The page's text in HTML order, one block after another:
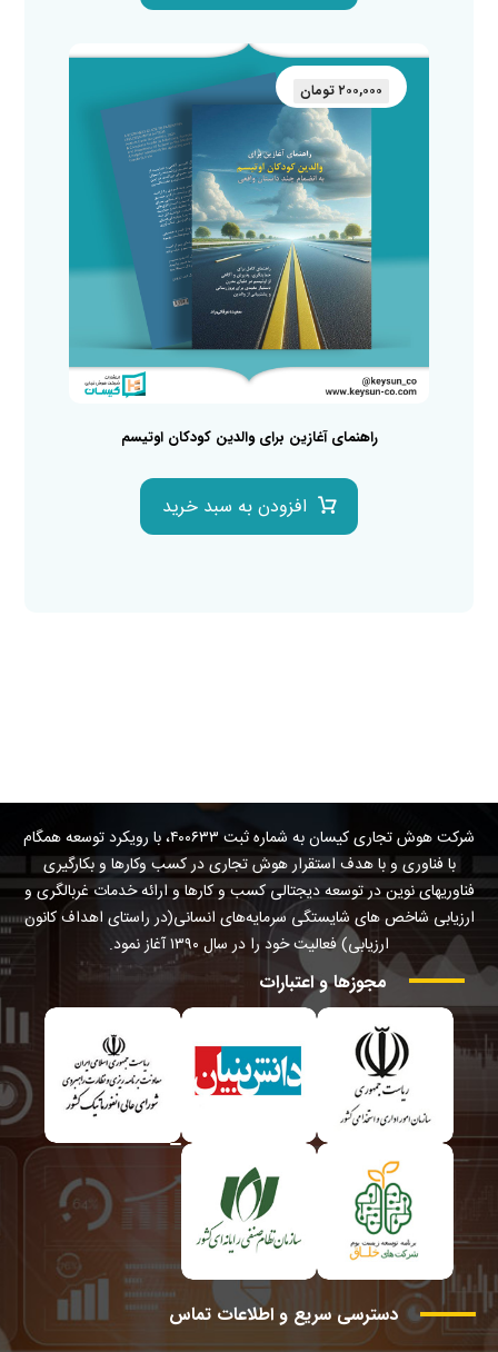
راهنمای آغازین برای والدین کودکان اوتیسم
۲۰۰,۰۰۰ تومان
افزودن به سبد خرید
شرکت هوش تجاری کیسان به شماره ثبت ۴۰۰۶۳۳، با رویکرد توسعه همگام
با فناوری و با هدف استقرار هوش تجاری در کسب وکارها و بکارگیری
فناوریهای نوین در توسعه دیجتالی کسب و کارها و ارائه خدمات غربالگری و
ارزیابی شاخص های شایستگی سرمایه‌های انسانی(در راستای اهداف کانون
ارزیابی) فعالیت خود را در سال ۱۳۹۰ آغاز نمود.
مجوزها و اعتبارات
دسترسی سریع و اطلاعات تماس